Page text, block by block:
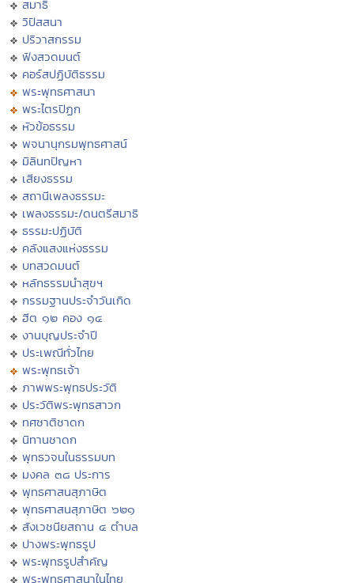
สมาธิ
วิปัสสนา
ปริวาสกรรม
ฟังสวดมนต์
คอร์สปฏิบัติธรรม
พระพุทธศาสนา
พระไตรปิฏก
หัวข้อธรรม
พจนานุกรมพุทธศาสน์
มิลินทปัญหา
เสียงธรรม
สถานีเพลงธรรมะ
เพลงธรรมะ/ดนตรีสมาธิ
ธรรมะปฏิบัติ
คลังแสงแห่งธรรม
บทสวดมนต์
หลักธรรมนำสุขฯ
กรรมฐานประจำวันเกิด
ฮีต ๑๒ คอง ๑๔
งานบุญประจำปี
ประเพณีทั่วไทย
พระพุทธเจ้า
ภาพพระพุทธประวัติ
ประวัติพระพุทธสาวก
ทศชาติชาดก
นิทานชาดก
พุทธวจนในธรรมบท
มงคล ๓๘ ประการ
พุทธศาสนสุภาษิต
พุทธศาสนสุภาษิต ๖๒๑
สังเวชนียสถาน ๔ ตำบล
ปางพระพุทธรูป
พระพุทธรูปสำคัญ
พระพุทธศาสนาในไทย